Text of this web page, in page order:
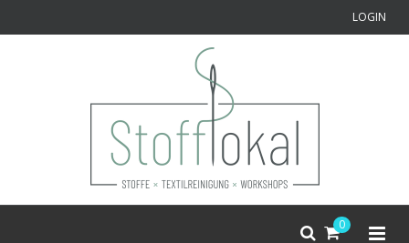
LOGIN
0